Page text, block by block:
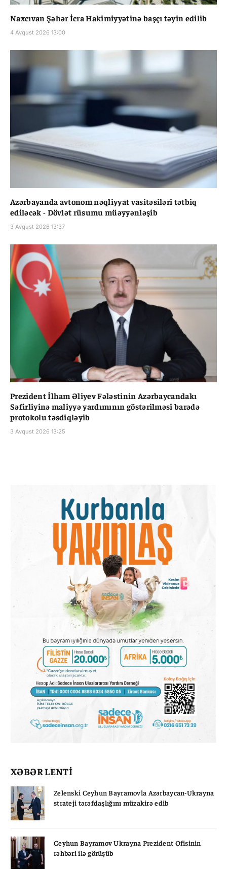
Naxcıvan Şəhər İcra Hakimiyyətinə başçı təyin edilib
4 Avqust 2026 13:00
Azərbayanda avtonom nəqliyyat vasitəsiləri tətbiq
ediləcək - Dövlət rüsumu müəyyənləşib
3 Avqust 2026 13:37
Prezident İlham Əliyev Fələstinin Azərbaycandakı
Səfirliyinə maliyyə yardımının göstərilməsi barədə
protokolu təsdiqləyib
3 Avqust 2026 13:25
XƏBƏR LENTİ
Zelenski Ceyhun Bayramovla Azərbaycan-Ukrayna
strateji tərəfdaşlığını müzakirə edib
Ceyhun Bayramov Ukrayna Prezident Ofisinin
rəhbəri ilə görüşüb